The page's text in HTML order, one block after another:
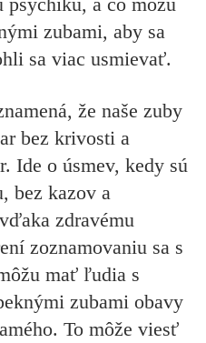
zubami, aby sa
sa viac usmievať.
že naše zuby
bez krivosti a
Ide o úsmev, kedy sú
bez kazov a
zdravému
zoznamovaniu sa s
mať ľudia s
zubami obavy
To môže viesť